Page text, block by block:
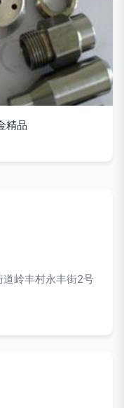
精品
岭丰村永丰街2号